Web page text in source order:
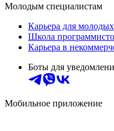
Молодым специалистам
Карьера для
Школа
Карьера в
Боты для
Мобильное приложение